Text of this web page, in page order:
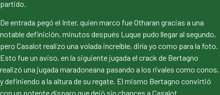
partido.
De entrada pegó el Inter, quien marco fue Otharan gracias a una
notable definición, minutos después Luque pudo llegar al segundo,
pero Casalot realizo una volada increíble, diría yo como para la foto.
Esto fue un aviso, en la siguiente jugada el crack de Bertagno
realizó una jugada maradoneana pasando a los rivales como conos,
y definiendo a la altura de su regate. El mismo Bertagno convirtió
con un potente disparo que dejó sin chances a Casalot.